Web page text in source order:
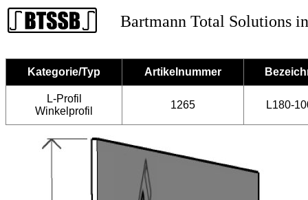
Bartmann Total Solutions
Kategorie/Typ Artikelnummer
L-Profil
Winkelprofil
1265 L180-